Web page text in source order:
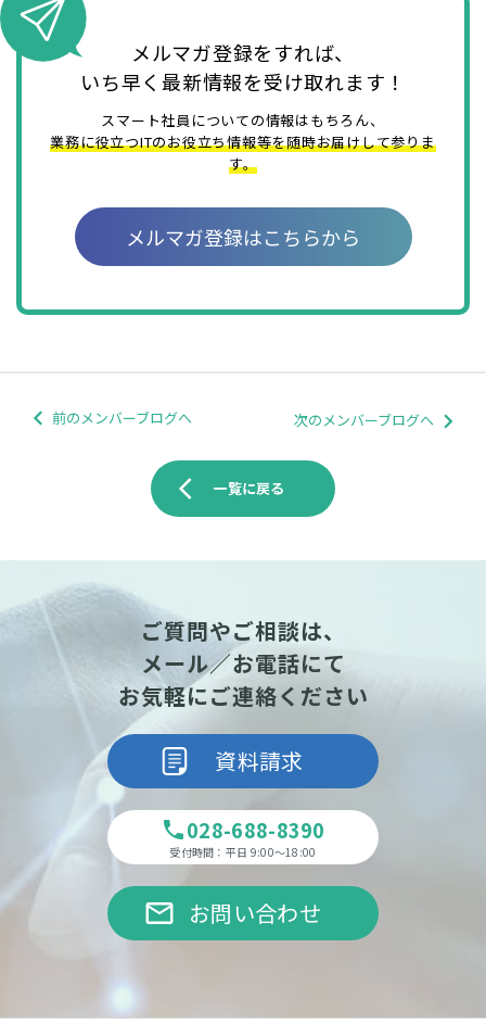
メルマガ登録をすれば、
いち早く最新情報を受け取れます！
スマート社員についての情報はもちろん、
業務に役立つITのお役立ち情報等を随時お届けして参りま
す。
メルマガ登録はこちらから
前のメンバーブログへ 次のメンバーブログへ
arrow_back_ios 一覧に戻る
ご質問やご相談は、
メール／お電話にて
お気軽にご連絡ください
資料請求
phone028-688-8390
受付時間：平日 9:00～18:00
email お問い合わせ